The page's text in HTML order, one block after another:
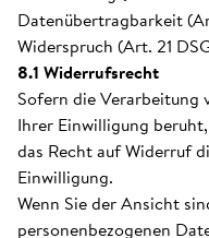
Datenübertragbarkeit
Widerspruch (Art. 21
8.1 Widerrufsrecht
Sofern die Verarbeitung
Ihrer Einwilligung
das Recht auf Widerruf
Einwilligung.
Wenn Sie der Ansicht
personenbezogenen